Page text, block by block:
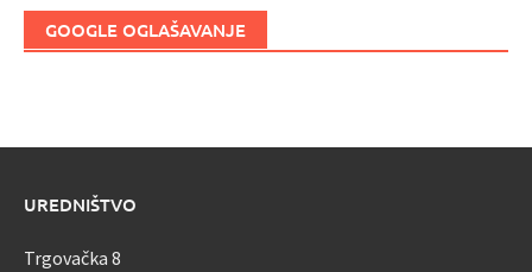
GOOGLE OGLAŠAVANJE
UREDNIŠTVO
Trgovačka 8